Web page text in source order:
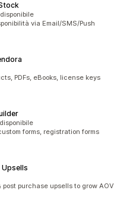
via Email/SMS/Push
PDFs, eBooks, license keys
forms, registration forms
Upsells
purchase upsells to grow AOV